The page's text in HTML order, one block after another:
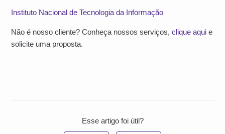
Instituto Nacional de Tecnologia da Informação
Não é nosso cliente? Conheça nossos serviços,clique aqui e
solicite uma proposta.
Esse artigo foi útil?